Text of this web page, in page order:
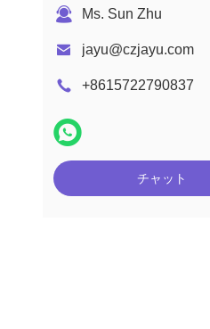
Ms. Sun Zhu
jayu@czjayu.com
+8615722790837
チャット